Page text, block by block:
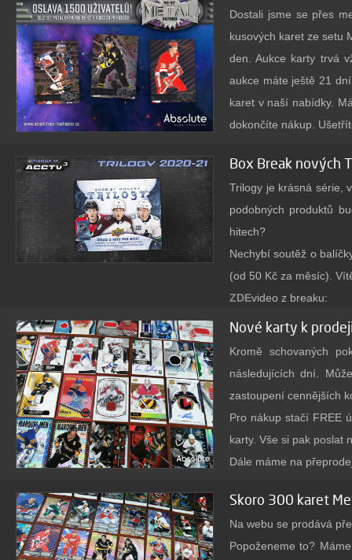
Používejte správnou
Nebo spíš
nebo samotné
karta do sbírky v
My
odkaz na pásku
odlepíte, tak neztrhává
Dostali jsme se přes
kusových karet ze setu
den. Aukce karty trvá
aukce máte ještě 21
karet v naší nabídky.
dokončíte nákup.
ve 100% stavu a až
nejlepších jmen
ZDE
Chtěli bychom vám za
sběratelů! Budeme
placené účty. Díky nim
další usnadnění práce
dostali.
Box Break nových
Trilogy je krásná série,
podobných produktů
hitech?
Nechybí soutěž o
(od 50 Kč za měsíc).
video z breaku:
ZDE
Všechny neřadové
Nové karty k
Kromě schovaných
následujících dní.
zastoupení cennějších
Pro nákup stačí FREE
karty. Vše si pak poslat
Dále máme na
Skoro 300 karet
Na webu se prodává
Popoženeme to?